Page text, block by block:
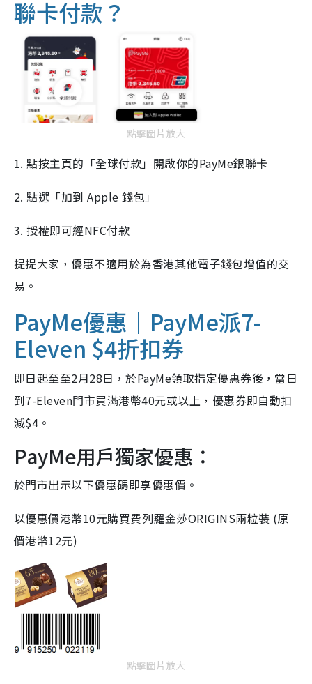
聯卡付款？
點擊圖片放大
1. 點按主頁的「全球付款」開啟你的PayMe銀聯卡
2. 點選「加到 Apple 錢包」
3. 授權即可經NFC付款
提提大家，優惠不適用於為香港其他電子錢包增值的交
易。
PayMe優惠｜PayMe派7-
Eleven $4折扣券
即日起至至2月28日，於PayMe領取指定優惠券後，當日
到7-Eleven門市買滿港幣40元或以上，優惠券即自動扣
減$4。
PayMe用戶獨家優惠：
於門市出示以下優惠碼即享優惠價。
以優惠價港幣10元購買費列羅金莎ORIGINS兩粒裝 (原
價港幣12元)
點擊圖片放大